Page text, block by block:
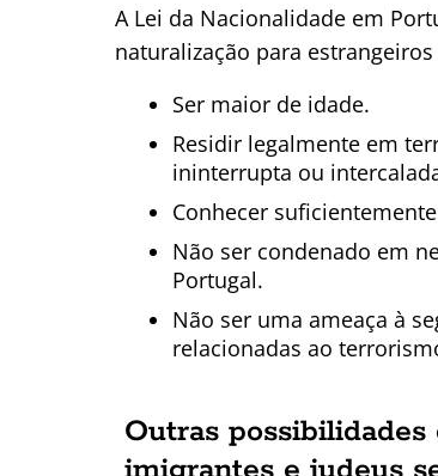
A Lei da Nacionalidade em
naturalização para
Ser maior de idade.
Residir legalmente em
ininterrupta ou
Conhecer
Não ser condenado em
Portugal.
Não ser uma ameaça à
relacionadas ao
Outras